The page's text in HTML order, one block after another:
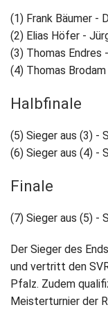
Datenschutz
(1) Frank Bäumer -
(2) Elias Höfer -
(3) Thomas Endres
(4) Thomas
Halbfinale
(5) Sieger aus (3) -
(6) Sieger aus (4) -
Finale
(7) Sieger aus (5) -
Der Sieger des
und vertritt den
Pfalz. Zudem
Meisterturnier der